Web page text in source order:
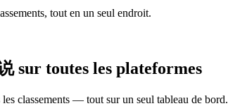
tout en un seul endroit.
sur toutes les plateformes
classements — tout sur un seul tableau de bord.